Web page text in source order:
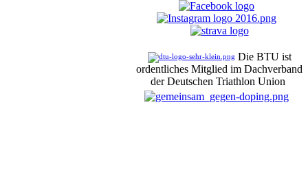
Die BTU ist
ordentliches Mitglied im Dachverband
der Deutschen Triathlon Union